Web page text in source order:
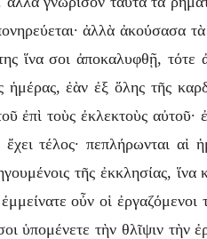
ἀλλὰ ἀκούσασα
ἵνα σοι ἀποκαλυφθῇ, τότε
ἡμέρας, ἐὰν ἐξ ὅλης τῆς
τοὺς ἐκλεκτοὺς αὐτοῦ·
τέλος· πεπλήρωνται αἱ
τῆς ἐκκλησίας,
οὖν οἱ ἐργαζόμενοι
τὴν θλῖψιν τὴν